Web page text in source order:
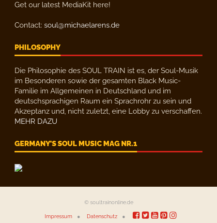
Get our latest MediaKit here!
Contact: soul@michaelarens.de
PHILOSOPHY
Die Philosophie des SOUL TRAIN ist es, der Soul-Musik
im Besonderen sowie der gesamten Black Music-
Familie im Allgemeinen in Deutschland und im
deutschsprachigen Raum ein Sprachrohr zu sein und
Akzeptanz und, nicht zuletzt, eine Lobby zu verschaffen.
MEHR DAZU
GERMANY’S SOUL MUSIC MAG NR.1
© soultrainonline.de
Impressum Datenschutz